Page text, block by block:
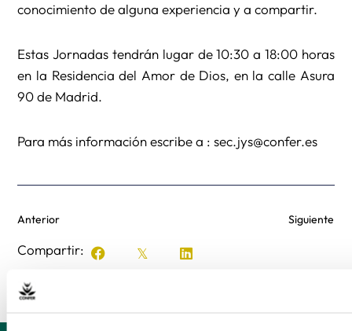
conocimiento de alguna experiencia y a compartir.
Estas Jornadas tendrán lugar de 10:30 a 18:00 horas
en la Residencia del Amor de Dios, en la calle Asura
90 de Madrid.
Para más información escribe a : sec.jys@confer.es
Anterior Siguiente
Compartir: